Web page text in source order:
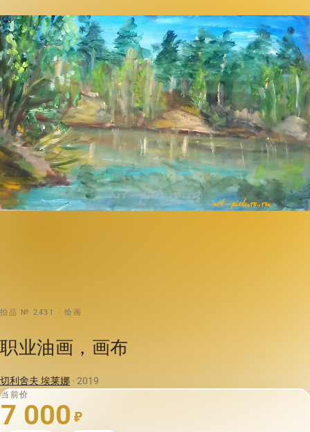
拍品 № 2431 · 绘画
职业油画，画布
切利舍夫 埃莱娜 · 2019
当前价
7 000 ₽